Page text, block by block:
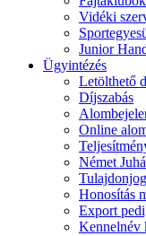
Vidéki
Junior
Ügyintézés
Letölthető
Díjszabás
Online
Német
Honosítás
Export
Kennelnév